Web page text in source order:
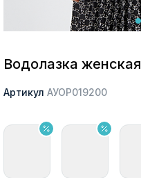
Водолазка женская
Артикул АУОР019200